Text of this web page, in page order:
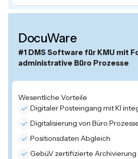
DocuWare
#1 DMS Software für KMU mit
administrative Büro Prozesse
Wesentliche Vorteile
Digitaler Posteingang mit KI
Digitalisierung von Büro
Positionsdaten Abgleich
GebüV zertifizierte Archivierung​